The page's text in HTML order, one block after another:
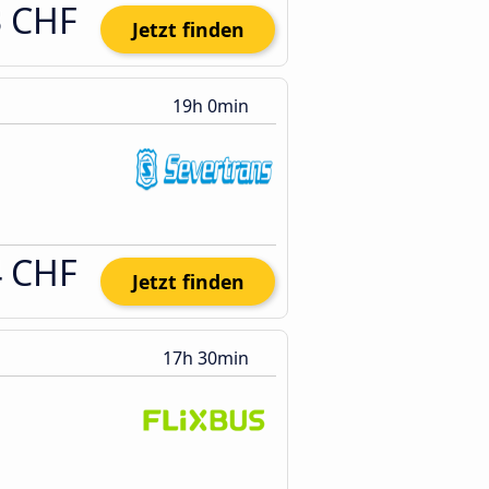
Jetzt finden
19h 0min
Jetzt finden
17h 30min